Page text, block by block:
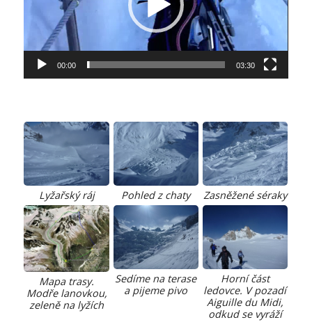
00:00 03:30
Lyžařský ráj Pohled z chaty Zasněžené séraky
Mapa trasy.
Modře lanovkou,
zeleně na lyžích
Sedíme na terase
a pijeme pivo
Horní část
ledovce. V pozadí
Aiguille du Midi,
odkud se vyráží